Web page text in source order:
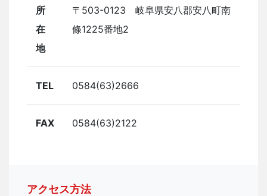
所
在
地
〒503-0123 岐阜県安八郡安八町南
條1225番地2
TEL 0584(63)2666
FAX 0584(63)2122
アクセス方法